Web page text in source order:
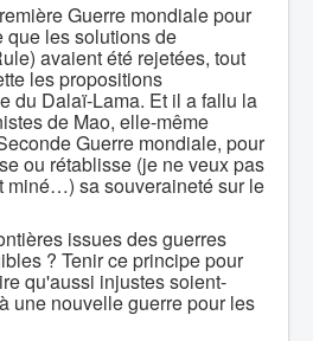
Guerre mondiale pour
que les solutions de
avaient été rejetées, tout
les propositions
du Dalaï-Lama. Et il a fallu la
de Mao, elle-même
Guerre mondiale, pour
ou rétablisse (je ne veux pas
miné…) sa souveraineté sur le
issues des guerres
? Tenir ce principe pour
qu'aussi injustes soient-
une nouvelle guerre pour les